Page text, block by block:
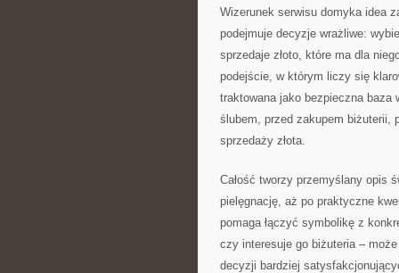
Wizerunek serwisu domyka idea
podejmuje decyzje wrażliwe:
sprzedaje złoto, które ma dla
podejście, w którym liczy się
traktowana jako bezpieczna baza
ślubem, przed zakupem biżuterii,
sprzedaży złota.
Całość tworzy przemyślany opis
pielęgnację, aż po praktyczne
pomaga łączyć symbolikę z
czy interesuje go biżuteria –
decyzji bardziej